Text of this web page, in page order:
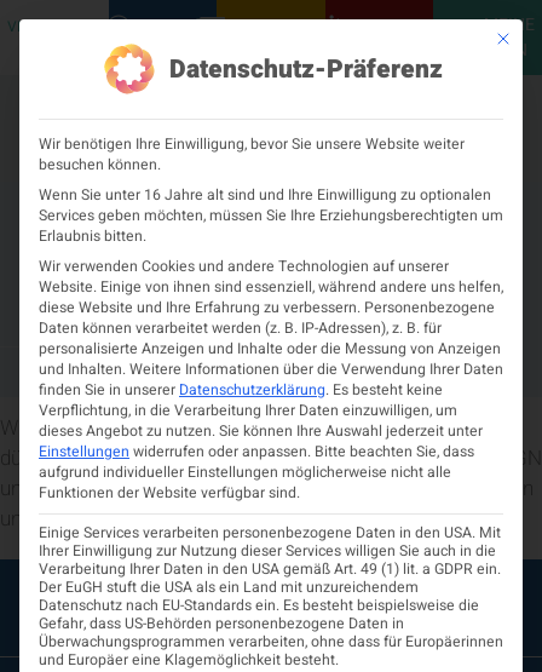
VERANSTALTUNGENPODCASTS NEUROLOGISCH KONTAKT
MEINE
ÖGN
Willkommen auf der neuen
Website der Österreichischen
Gesellschaft für Neurologie!
Mai 17, 2024 3:28 p.m.
Wir freuen uns, Ihnen unsere neue Website vorstellen zu
dürfen. Diese Website informiert Sie eingehend über die ÖGN
und hält Sie über Neurologie in Österreich aktuell. Wir freuen
uns, daß Sie zu uns gefunden haben!
Mit
Datenschutz-Präferenz
Wir benötigen Ihre Einwilligung, bevor Sie unsere Website weiter
besuchen können.
Wenn Sie unter 16 Jahre alt sind und Ihre Einwilligung zu optionalen
Services geben möchten, müssen Sie Ihre Erziehungsberechtigten um
Erlaubnis bitten.
Wir verwenden Cookies und andere Technologien auf unserer
Website. Einige von ihnen sind essenziell, während andere uns helfen,
diese Website und Ihre Erfahrung zu verbessern. Personenbezogene
Daten können verarbeitet werden (z. B. IP-Adressen), z. B. für
personalisierte Anzeigen und Inhalte oder die Messung von Anzeigen
und Inhalten.Weitere Informationen über die Verwendung Ihrer Daten
finden Sie in unserer Datenschutzerklärung. Es besteht keine
Verpflichtung, in die Verarbeitung Ihrer Daten einzuwilligen, um
dieses Angebot zu nutzen.Sie können Ihre Auswahl jederzeit unter
Einstellungen widerrufen oder anpassen. Bitte beachten Sie, dass
aufgrund individueller Einstellungen möglicherweise nicht alle
Funktionen der Website verfügbar sind.
Einige Services verarbeiten personenbezogene Daten in den USA. Mit
Ihrer Einwilligung zur Nutzung dieser Services willigen Sie auch in die
Verarbeitung Ihrer Daten in den USA gemäß Art. 49 (1) lit. a GDPR ein.
Der EuGH stuft die USA als ein Land mit unzureichendem
Datenschutz nach EU-Standards ein. Es besteht beispielsweise die
Gefahr, dass US-Behörden personenbezogene Daten in
Überwachungsprogrammen verarbeiten, ohne dass für Europäerinnen
und Europäer eine Klagemöglichkeit besteht.